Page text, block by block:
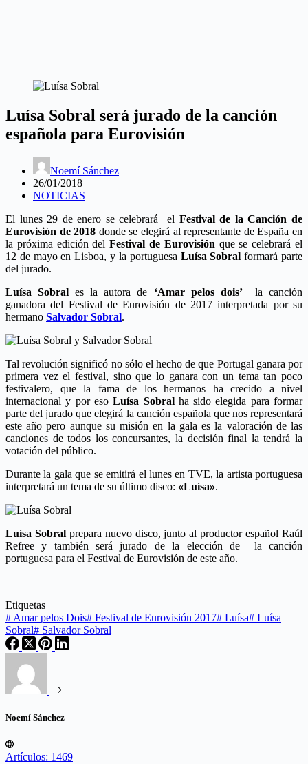
Luísa Sobral será jurado de la canción
española para Eurovisión
Noemí Sánchez
26/01/2018
NOTICIAS
El lunes 29 de enero se celebrará el Festival de la Canción de
Eurovisión de 2018 donde se elegirá al representante de España en
la próxima edición delFestival de Eurovisión que se celebrará el
12 de mayo en Lisboa, y la portuguesa Luísa Sobral formará parte
del jurado.
Luísa Sobral es la autora de ‘Amar pelos dois’
la canción
ganadora del Festival de Eurovisión de 2017 interpretada por su
hermano Salvador Sobral.
Tal revolución significó no sólo el hecho de que Portugal ganara por
primera vez el festival, sino que lo ganara con un tema tan poco
festivalero, que la fama de los hermanos ha crecido a nivel
internacional y por esoLuísa Sobralha sido elegida para formar
parte del jurado que elegirá la canción española que nos representará
este año pero aunque su misión en la gala es la valoración de las
canciones de todos los concursantes, la decisión final la tendrá la
votación del público.
Durante la gala que se emitirá el lunes en TVE, la artista portuguesa
interpretará un tema de su último disco: «Luísa».
Luísa Sobralprepara nuevo disco, junto al productor español Raúl
Refree y también será jurado de la elección de la canción
portuguesa para el Festival de Eurovisión de este año.
Etiquetas
# Amar pelos Dois# Festival de Eurovisión 2017# Luísa# Luísa
Sobral# Salvador Sobral
Noemí Sánchez
Artículos: 1469